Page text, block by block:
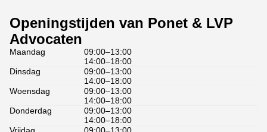
Openingstijden van Ponet & LVP
Advocaten
Maandag
09:00–13:00
14:00–18:00
Dinsdag
09:00–13:00
14:00–18:00
Woensdag
09:00–13:00
14:00–18:00
Donderdag
09:00–13:00
14:00–18:00